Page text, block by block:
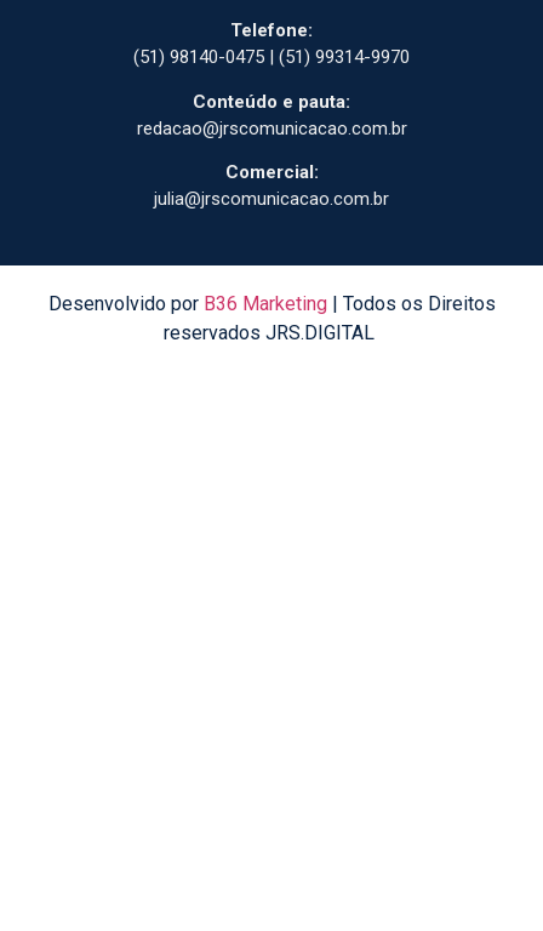
Telefone:
(51) 98140-0475 | (51) 99314-9970
Conteúdo e pauta:
redacao@jrscomunicacao.com.br
Comercial:
julia@jrscomunicacao.com.br
Desenvolvido por B36 Marketing| Todos os Direitos
reservados JRS.DIGITAL